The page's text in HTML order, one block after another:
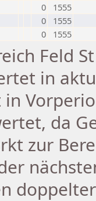
0
1555
0
1555
0 1555
Feld
in
da
zur